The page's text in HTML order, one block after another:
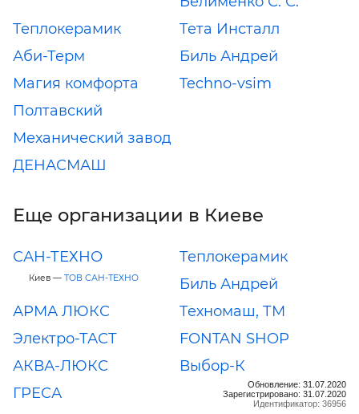
Теплокерамик
Тета Инсталл
Аби-Терм
Биль Андрей
Магия комфорта
Techno-vsim
Полтавский
Механический завод
ДЕНАСМАШ
Еще организации в Киеве
САН-ТЕХНО
Киев — ТОВ САН-ТЕХНО
Теплокерамик
Биль Андрей
АРМА ЛЮКС
Техномаш, ТМ
Электро-ТАСТ
FONTAN SHOP
АКВА-ЛЮКС
Выбор-К
ГРЕСА
Обновление: 31.07.2020
Зарегистрировано: 31.07.2020
Идентификатор: 36956